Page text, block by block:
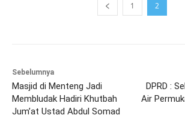
1 2
Sebelumnya
Masjid di Menteng Jadi
Membludak Hadiri Khutbah
Jum’at Ustad Abdul Somad
DPRD :
Air